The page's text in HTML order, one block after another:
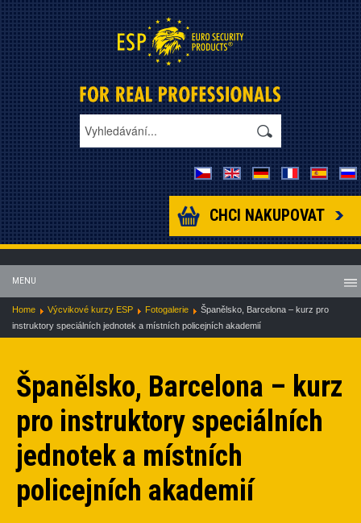
CHCI NAKUPOVAT
MENU
Home Výcvikové kurzy ESP Fotogalerie
Španělsko, Barcelona – kurz pro
instruktory speciálních jednotek a místních policejních akademií
Španělsko, Barcelona – kurz
pro instruktory speciálních
jednotek a místních
policejních akademií